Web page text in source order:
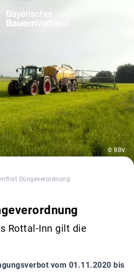
© BBV
Düngeverordnung
Rottal-Inn gilt die
vom 01.11.2020 bis